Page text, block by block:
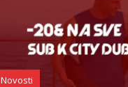
Novosti